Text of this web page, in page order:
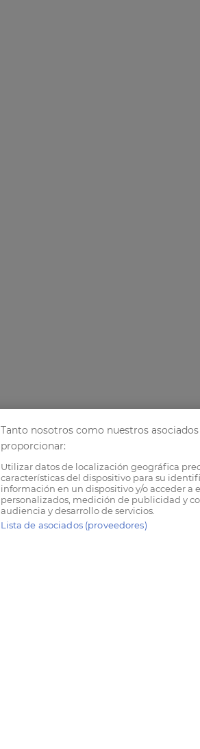
Tanto nosotros como nuestros
proporcionar:
Utilizar datos de localización geográfica
características del dispositivo para su
información en un dispositivo y/o acceder a
personalizados, medición de publicidad y
audiencia y desarrollo de servicios.
Lista de asociados (proveedores)